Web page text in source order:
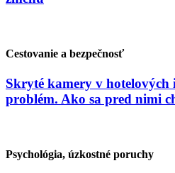
Cestovanie a bezpečnosť
Skryté kamery v hotelových
problém. Ako sa pred nimi
Psychológia, úzkostné poruchy